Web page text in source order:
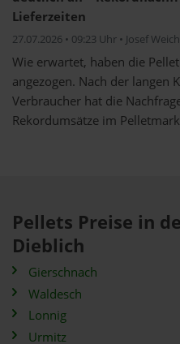
Lieferzeiten
27.07.2026 • 09:23 Uhr • Josef
Wie erwartet, haben die
angezogen. Nach der langen
Verbraucher hat die
Rekordumsätze im
Pellets Preise in
Dieblich
Gierschnach
Waldesch
Lonnig
Urmitz